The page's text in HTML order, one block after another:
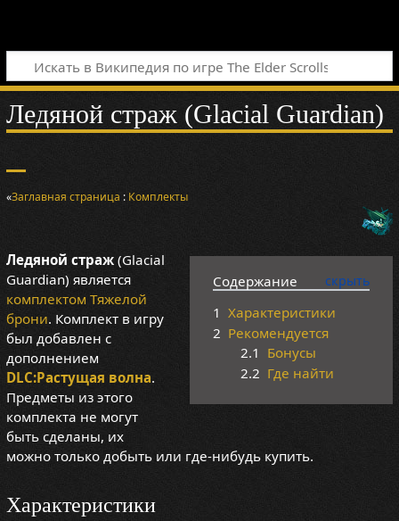
Ледяной страж (Glacial Guardian)
«Заглавная страница : Комплекты
Содержание
1 Характеристики
2 Рекомендуется
2.1 Бонусы
2.2 Где найти
Ледяной страж(Glacial
Guardian) является
комплектом Тяжелой
брони. Комплект в игру
был добавлен с
дополнением
DLC:Растущая волна.
Предметы из этого
комплекта не могут
быть сделаны, их
можно только добыть или где-нибудь купить.
Характеристики